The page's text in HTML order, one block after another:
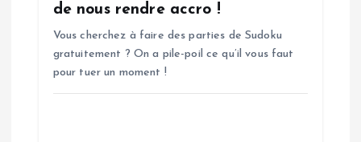
de nous rendre accro !
Vous cherchez à faire des parties de Sudoku
gratuitement ? On a pile-poil ce qu’il vous faut
pour tuer un moment !